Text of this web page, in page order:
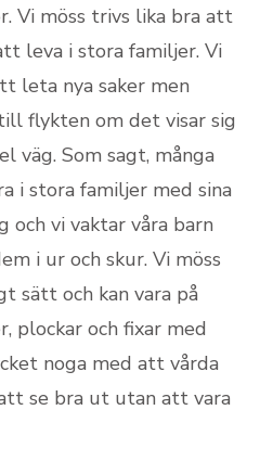
Vi möss trivs lika bra att
leva i stora familjer. Vi
leta nya saker men
flykten om det visar sig
väg. Som sagt, många
i stora familjer med sina
och vi vaktar våra barn
i ur och skur. Vi möss
sätt och kan vara på
plockar och fixar med
noga med att vårda
se bra ut utan att vara